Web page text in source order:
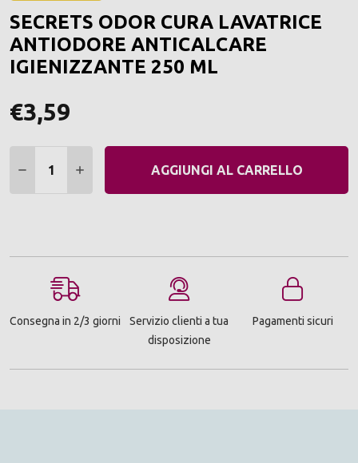
SECRETS ODOR CURA LAVATRICE
ANTIODORE ANTICALCARE
IGIENIZZANTE 250 ML
€3,59
DIMINUIRE QUANTITÀ:
AUMENTARE QUANTITÀ:
AGGIUNGI AL CARRELLO
Consegna in 2/3 giorni
Servizio clienti a tua
disposizione
Pagamenti sicuri